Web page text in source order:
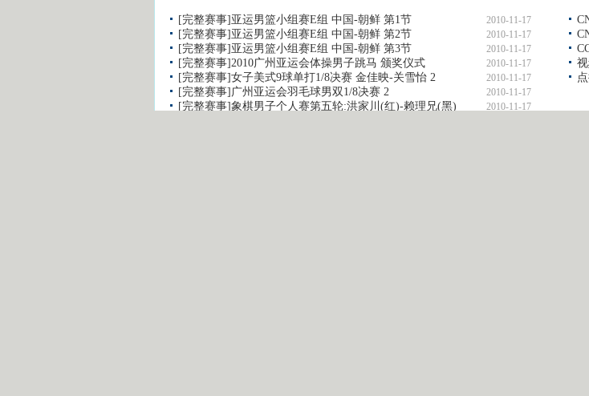
[完整赛事]亚运男篮小组赛E组 中国-朝鲜 第1节 2010-11-17
[完整赛事]亚运男篮小组赛E组 中国-朝鲜 第2节 2010-11-17
[完整赛事]亚运男篮小组赛E组 中国-朝鲜 第3节 2010-11-17
[完整赛事]2010广州亚运会体操男子跳马 颁奖仪式 2010-11-17
[完整赛事]女子美式9球单打1/8决赛 金佳映-关雪怡 2 2010-11-17
[完整赛事]广州亚运会羽毛球男双1/8决赛 2 2010-11-17
[完整赛事]象棋男子个人赛第五轮:洪家川(红)-赖理兄(黑) 2010-11-17